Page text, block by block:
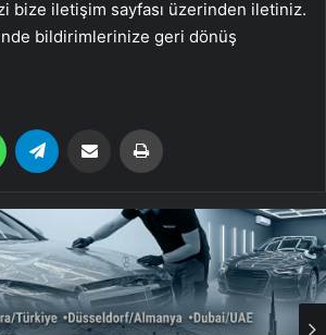
bize iletişim sayfası üzerinden iletiniz.
bildirimlerinize geri dönüş
WhatsApp Email'den paylaş